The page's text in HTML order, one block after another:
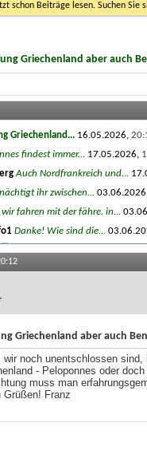
schon Beiträge lesen. Suchen
Griechenland aber auch
Griechenland... 16.05.2026,
findest immer... 17.05.2026,
Auch Nordfrankreich und...
ihr zwischen...
wir fahren mit der fähre. in...
Danke! Wie sind die...
Weitere Beiträge folgen...
Griechenland aber auch
wir noch unentschlossen
- Peloponnes oder
muss man
Grüßen! Franz